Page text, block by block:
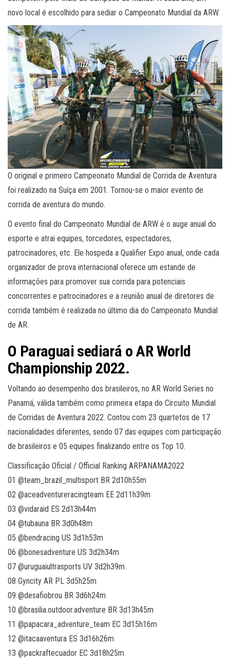
novo local é escolhido para sediar o Campeonato Mundial da ARW.
O original e primeiro Campeonato Mundial de Corrida de Aventura
foi realizado na Suíça em 2001. Tornou-se o maior evento de
corrida de aventura do mundo.
O evento final do Campeonato Mundial de ARW é o auge anual do
esporte e atrai equipes, torcedores, espectadores,
patrocinadores, etc. Ele hospeda a Qualifier Expo anual, onde cada
organizador de prova internacional oferece um estande de
informações para promover sua corrida para potenciais
concorrentes e patrocinadores e a reunião anual de diretores de
corrida também é realizada no último dia do Campeonato Mundial
de AR.
O Paraguai sediará o AR World
Championship 2022.
Voltando ao desempenho dos brasileiros, no AR World Series no
Panamá, válida também como primeira etapa do Circuito Mundial
de Corridas de Aventura 2022. Contou com 23 quartetos de 17
nacionalidades diferentes, sendo 07 das equipes com participação
de brasileiros e 05 equipes finalizando entre os Top 10.
Classificação Oficial / Official Ranking ARPANAMA2022
01 @team_brazil_multisport BR 2d10h55m
02 @aceadventureracingteam EE 2d11h39m
03 @vidaraid ES 2d13h44m
04 @tubauna BR 3d0h48m
05 @bendracing US 3d1h53m
06 @bonesadventure US 3d2h34m
07 @uruguaiultrasports UV 3d2h39m
08 Gyncity AR PL 3d5h25m
09 @desafiobrou BR 3d6h24m
10 @brasilia.outdoor.adventure BR 3d13h45m
11 @papacara_adventure_team EC 3d15h16m
12 @itacaaventura ES 3d16h26m
13 @packraftecuador EC 3d18h25m